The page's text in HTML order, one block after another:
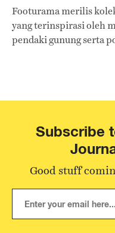
Footurama merilis
yang terinspirasi oleh
pendaki gunung serta
Subscribe
Good stuff